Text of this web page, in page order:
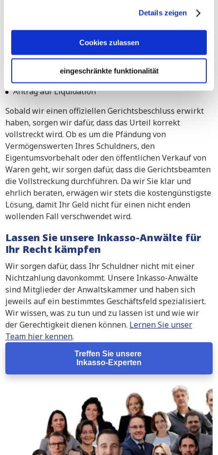
Details zeigen
Cookies zulassen
eingeschränkte funktionalität
Ihnen auch bei gerichtlichen Verfahren in Baden-Baden
Verfahren für geringfügige Forderungen
Fast Track-Verfahren
Multi- Track Verfahren
Antrag auf Liquidation
Sobald wir einen offiziellen Gerichtsbeschluss erwirkt
haben, sorgen wir dafür, dass das Urteil korrekt
vollstreckt wird. Ob es um die Pfändung von
Vermögenswerten Ihres Schuldners, den
Eigentumsvorbehalt oder den öffentlichen Verkauf von
Waren geht, wir sorgen dafür, dass die Gerichtsbeamten
die Vollstreckung durchführen. Da wir Sie klar und
ehrlich beraten, erwägen wir stets die kostengünstigste
Lösung, damit Ihr Geld nicht für einen nicht enden
wollenden Fall verschwendet wird.
Lassen Sie unsere Inkasso-Anwälte für
Ihr Recht kämpfen
Wir sorgen dafür, dass Ihr Schuldner nicht mit einer
Nichtzahlung davonkommt. Unsere Inkasso-Anwälte
sind Mitglieder der Anwaltskammer und haben sich
jeweils auf ein bestimmtes Geschäftsfeld spezialisiert.
Wir wissen, was zu tun und zu lassen ist und wie wir
der Gerechtigkeit dienen können. Lernen Sie unser
Team hier kennen.
Treffen Sie unsere
Inkasso-Experten